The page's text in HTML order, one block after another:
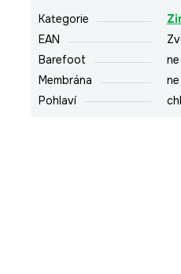
Kategorie
EAN
Barefoot
ne
Membrána
ne
Pohlaví